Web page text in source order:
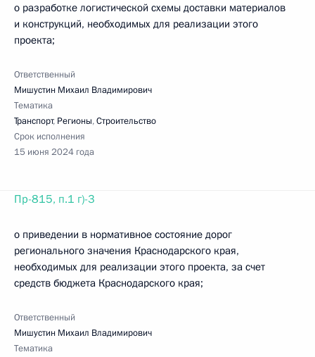
о разработке логистической схемы доставки материалов
и конструкций, необходимых для реализации этого
проекта;
Ответственный
Мишустин Михаил Владимирович
Тематика
Транспорт, Регионы,Строительство
Срок исполнения
15 июня 2024 года
Пр-815, п.1 г)-3
о приведении в нормативное состояние дорог
регионального значения Краснодарского края,
необходимых для реализации этого проекта, за счет
средств бюджета Краснодарского края;
Ответственный
Мишустин Михаил Владимирович
Тематика